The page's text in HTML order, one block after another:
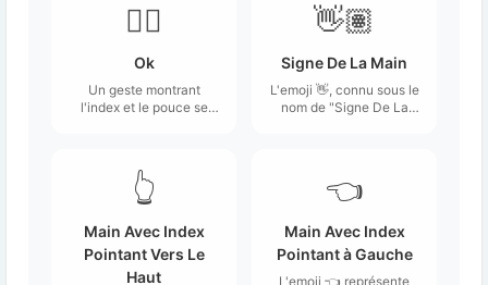
👌🏽
Ok
Un geste montrant
l'index et le pouce se
👋🏽
Signe De La Main
L'emoji 👋, connu sous le
nom de "Signe De La
si elle saluait ou faisait
👆
Main Avec Index
Pointant Vers Le
Haut
👈
Main Avec Index
Pointant à Gauche
L'emoji 👈 représente